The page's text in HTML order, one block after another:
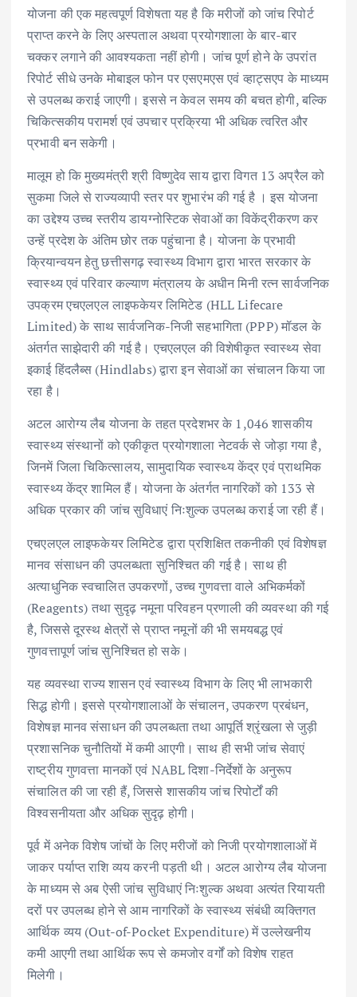
योजना की एक महत्वपूर्ण विशेषता यह है कि मरीजों को जांच रिपोर्ट
प्राप्त करने के लिए अस्पताल अथवा प्रयोगशाला के बार-बार
चक्कर लगाने की आवश्यकता नहीं होगी। जांच पूर्ण होने के उपरांत
रिपोर्ट सीधे उनके मोबाइल फोन पर एसएमएस एवं व्हाट्सएप के माध्यम
से उपलब्ध कराई जाएगी। इससे न केवल समय की बचत होगी, बल्कि
चिकित्सकीय परामर्श एवं उपचार प्रक्रिया भी अधिक त्वरित और
प्रभावी बन सकेगी।
मालूम हो कि मुख्यमंत्री श्री विष्णुदेव साय द्वारा विगत 13 अप्रैल को
सुकमा जिले से राज्यव्यापी स्तर पर शुभारंभ की गई है । इस योजना
का उद्देश्य उच्च स्तरीय डायग्नोस्टिक सेवाओं का विकेंद्रीकरण कर
उन्हें प्रदेश के अंतिम छोर तक पहुंचाना है। योजना के प्रभावी
क्रियान्वयन हेतु छत्तीसगढ़ स्वास्थ्य विभाग द्वारा भारत सरकार के
स्वास्थ्य एवं परिवार कल्याण मंत्रालय के अधीन मिनी रत्न सार्वजनिक
उपक्रम एचएलएल लाइफकेयर लिमिटेड (HLL Lifecare
Limited) के साथ सार्वजनिक-निजी सहभागिता (PPP) मॉडल के
अंतर्गत साझेदारी की गई है। एचएलएल की विशेषीकृत स्वास्थ्य सेवा
इकाई हिंदलैब्स (Hindlabs) द्वारा इन सेवाओं का संचालन किया जा
रहा है।
अटल आरोग्य लैब योजना के तहत प्रदेशभर के 1,046 शासकीय
स्वास्थ्य संस्थानों को एकीकृत प्रयोगशाला नेटवर्क से जोड़ा गया है,
जिनमें जिला चिकित्सालय, सामुदायिक स्वास्थ्य केंद्र एवं प्राथमिक
स्वास्थ्य केंद्र शामिल हैं। योजना के अंतर्गत नागरिकों को 133 से
अधिक प्रकार की जांच सुविधाएं निःशुल्क उपलब्ध कराई जा रही हैं।
एचएलएल लाइफकेयर लिमिटेड द्वारा प्रशिक्षित तकनीकी एवं विशेषज्ञ
मानव संसाधन की उपलब्धता सुनिश्चित की गई है। साथ ही
अत्याधुनिक स्वचालित उपकरणों, उच्च गुणवत्ता वाले अभिकर्मकों
(Reagents) तथा सुदृढ़ नमूना परिवहन प्रणाली की व्यवस्था की गई
है, जिससे दूरस्थ क्षेत्रों से प्राप्त नमूनों की भी समयबद्ध एवं
गुणवत्तापूर्ण जांच सुनिश्चित हो सके।
यह व्यवस्था राज्य शासन एवं स्वास्थ्य विभाग के लिए भी लाभकारी
सिद्ध होगी। इससे प्रयोगशालाओं के संचालन, उपकरण प्रबंधन,
विशेषज्ञ मानव संसाधन की उपलब्धता तथा आपूर्ति श्रृंखला से जुड़ी
प्रशासनिक चुनौतियों में कमी आएगी। साथ ही सभी जांच सेवाएं
राष्ट्रीय गुणवत्ता मानकों एवं NABL दिशा-निर्देशों के अनुरूप
संचालित की जा रही हैं, जिससे शासकीय जांच रिपोर्टों की
विश्वसनीयता और अधिक सुदृढ़ होगी।
पूर्व में अनेक विशेष जांचों के लिए मरीजों को निजी प्रयोगशालाओं में
जाकर पर्याप्त राशि व्यय करनी पड़ती थी। अटल आरोग्य लैब योजना
के माध्यम से अब ऐसी जांच सुविधाएं निःशुल्क अथवा अत्यंत रियायती
दरों पर उपलब्ध होने से आम नागरिकों के स्वास्थ्य संबंधी व्यक्तिगत
आर्थिक व्यय (Out-of-Pocket Expenditure) में उल्लेखनीय
कमी आएगी तथा आर्थिक रूप से कमजोर वर्गों को विशेष राहत
मिलेगी।